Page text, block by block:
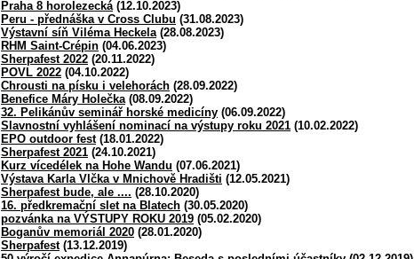
Praha 8 horolezecká(12.10.2023)
Peru - přednáška v Cross Clubu (31.08.2023)
Výstavní síň Viléma Heckela(28.08.2023)
RHM Saint-Crépin (04.06.2023)
Sherpafest 2022 (20.11.2022)
POVL 2022 (04.10.2022)
Chrousti na písku i velehorách (28.09.2022)
Benefice Máry Holečka(08.09.2022)
32. Pelikánův seminář horské medicíny (06.09.2022)
Slavnostní vyhlášení nominací na výstupy roku 2021 (10.02.2022)
EPO outdoor fest(18.01.2022)
Sherpafest 2021 (24.10.2021)
Kurz vícedélek na Hohe Wandu (07.06.2021)
Výstava Karla Vlčka v Mnichově Hradišti (12.05.2021)
Sherpafest bude, ale .... (28.10.2020)
16. předkremační slet na Blatech (30.05.2020)
pozvánka na VÝSTUPY ROKU 2019 (05.02.2020)
Boganův memoriál 2020 (28.01.2020)
Sherpafest(13.12.2019)